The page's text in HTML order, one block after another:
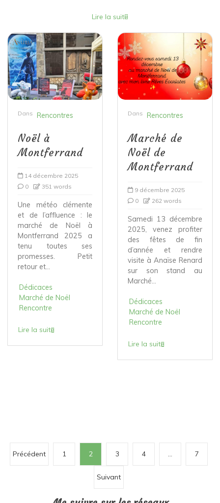
Lire la suite
Dans Rencontres
Noël à
Montferrand
14 décembre 2025
0
351 words
Une météo clémente
et de l’affluence : le
marché de Noël à
Montferrand 2025 a
tenu toutes ses
promesses. Petit
retour et...
Dédicaces
Marché de Noël
Rencontre
Lire la suite
Dans Rencontres
Marché de
Noël de
Montferrand
9 décembre 2025
0
262 words
Samedi 13 décembre
2025, venez profiter
des fêtes de fin
d’année et rendre
visite à Anaïse Renard
sur son stand au
Marché...
Dédicaces
Marché de Noël
Rencontre
Lire la suite
P
a
Précédent 1 2 3 4 … 7
Suivant